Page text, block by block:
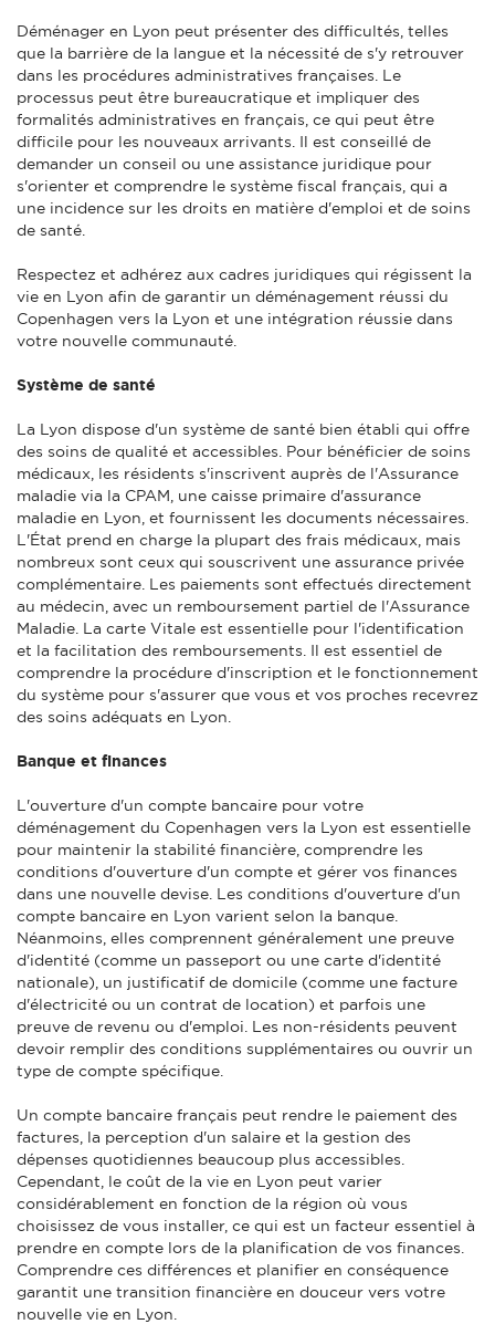
Déménager en Lyon peut présenter des difficultés, telles
que la barrière de la langue et la nécessité de s'y retrouver
dans les procédures administratives françaises. Le
processus peut être bureaucratique et impliquer des
formalités administratives en français, ce qui peut être
difficile pour les nouveaux arrivants. Il est conseillé de
demander un conseil ou une assistance juridique pour
s'orienter et comprendre le système fiscal français, qui a
une incidence sur les droits en matière d'emploi et de soins
de santé.
Respectez et adhérez aux cadres juridiques qui régissent la
vie en Lyon afin de garantir un déménagement réussi du
Copenhagen vers la Lyon et une intégration réussie dans
votre nouvelle communauté.
Système de santé
La Lyon dispose d'un système de santé bien établi qui offre
des soins de qualité et accessibles. Pour bénéficier de soins
médicaux, les résidents s'inscrivent auprès de l'Assurance
maladie via la CPAM, une caisse primaire d'assurance
maladie en Lyon, et fournissent les documents nécessaires.
L'État prend en charge la plupart des frais médicaux, mais
nombreux sont ceux qui souscrivent une assurance privée
complémentaire. Les paiements sont effectués directement
au médecin, avec un remboursement partiel de l'Assurance
Maladie. La carte Vitale est essentielle pour l'identification
et la facilitation des remboursements. Il est essentiel de
comprendre la procédure d'inscription et le fonctionnement
du système pour s'assurer que vous et vos proches recevrez
des soins adéquats en Lyon.
Banque et finances
L'ouverture d'un compte bancaire pour votre
déménagement du Copenhagen vers la Lyon est essentielle
pour maintenir la stabilité financière, comprendre les
conditions d'ouverture d'un compte et gérer vos finances
dans une nouvelle devise. Les conditions d'ouverture d'un
compte bancaire en Lyon varient selon la banque.
Néanmoins, elles comprennent généralement une preuve
d'identité (comme un passeport ou une carte d'identité
nationale), un justificatif de domicile (comme une facture
d'électricité ou un contrat de location) et parfois une
preuve de revenu ou d'emploi. Les non-résidents peuvent
devoir remplir des conditions supplémentaires ou ouvrir un
type de compte spécifique.
Un compte bancaire français peut rendre le paiement des
factures, la perception d'un salaire et la gestion des
dépenses quotidiennes beaucoup plus accessibles.
Cependant, le coût de la vie en Lyon peut varier
considérablement en fonction de la région où vous
choisissez de vous installer, ce qui est un facteur essentiel à
prendre en compte lors de la planification de vos finances.
Comprendre ces différences et planifier en conséquence
garantit une transition financière en douceur vers votre
nouvelle vie en Lyon.